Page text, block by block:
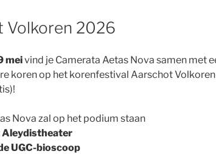
Volkoren 2026
meivind je Camerata Aetas Nova samen met
koren op het korenfestival Aarschot Volkoren
Nova zal op het podium staan
Aleydistheater
UGC-bioscoop